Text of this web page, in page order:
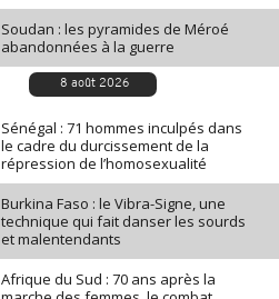
Soudan : les pyramides de Méroé
abandonnées à la guerre
8 août 2026
Sénégal : 71 hommes inculpés dans
le cadre du durcissement de la
répression de l’homosexualité
Burkina Faso : le Vibra-Signe, une
technique qui fait danser les sourds
et malentendants
Afrique du Sud : 70 ans après la